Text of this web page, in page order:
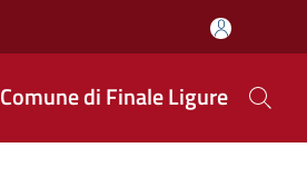
Comune di Finale Ligure